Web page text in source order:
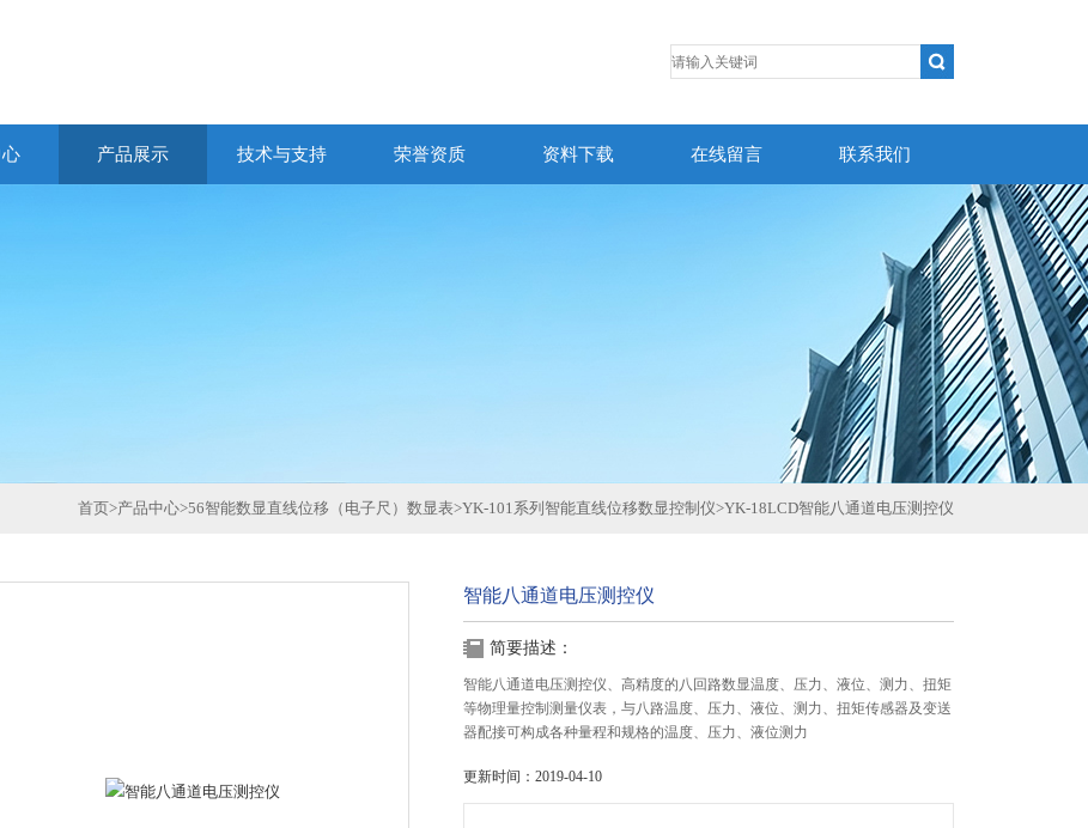
产品展示 技术与支持 荣誉资质 资料下载 在线留言 联系我们
首页>产品中心>56智能数显直线位移（电子尺）数显表>YK-101系列智能直线位移数显控制仪>YK-18LCD智能八通道电压测控仪
智能八通道电压测控仪
简要描述：
智能八通道电压测控仪、高精度的八回路数显温度、压力、液位、测力、扭矩
等物理量控制测量仪表，与八路温度、压力、液位、测力、扭矩传感器及变送
器配接可构成各种量程和规格的温度、压力、液位测力
更新时间：2019-04-10